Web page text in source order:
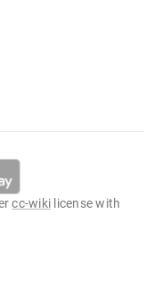
cc-wiki license with